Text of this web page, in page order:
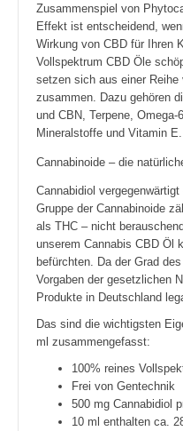
Zusammenspiel von
Effekt ist entscheidend,
Wirkung von CBD für Ihren
Vollspektrum CBD Öle
setzen sich aus einer
zusammen. Dazu gehören
und CBN, Terpene, Omega-
Mineralstoffe und Vitamin E.
Cannabinoide – die
Cannabidiol
Gruppe der Cannabinoide
als THC – nicht
unserem Cannabis CBD Öl
befürchten. Da der Grad
Vorgaben der gesetzlichen
Produkte in Deutschland
Das sind die wichtigsten
ml zusammengefasst:
100% reines
Frei von Gentechnik
500 mg Cannabidiol
10 ml enthalten ca.